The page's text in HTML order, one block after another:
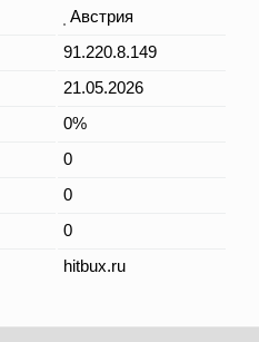
Австрия
91.220.8.149
21.05.2026
0%
0
0
0
hitbux.ru